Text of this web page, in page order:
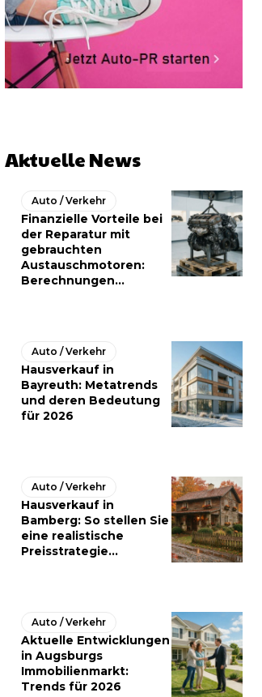
Aktuelle News
Auto / Verkehr
Finanzielle Vorteile bei
der Reparatur mit
gebrauchten
Austauschmotoren:
Berechnungen...
Auto / Verkehr
Hausverkauf in
Bayreuth: Metatrends
und deren Bedeutung
für 2026
Auto / Verkehr
Hausverkauf in
Bamberg: So stellen Sie
eine realistische
Preisstrategie...
Auto / Verkehr
Aktuelle Entwicklungen
in Augsburgs
Immobilienmarkt:
Trends für 2026